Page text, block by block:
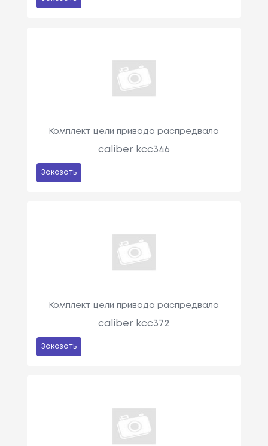
Комплект цели привода распредвала
caliber kcc346
Заказать
Комплект цели привода распредвала
caliber kcc372
Заказать